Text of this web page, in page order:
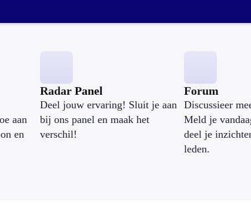
aan
en
Radar Panel
Deel jouw ervaring! Sluit je aan
bij ons panel en maak het
verschil!
Forum
Discussieer
Meld je
deel je
leden.